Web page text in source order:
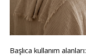
Başlıca kullanım alanları: